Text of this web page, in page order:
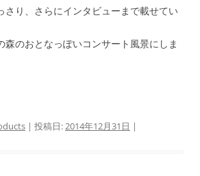
さり、さらにインタビューまで載せてい
森のおとなっぽいコンサート風景にしま
| 投稿日: 2014年12月31日 |